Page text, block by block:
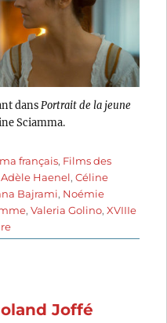
dans Portrait de la jeune
Sciamma.
français, Films des
Adèle Haenel,Céline
Bajrami, Noémie
,Valeria Golino,XVIIIe
sur
Portrait
fille
Joffé